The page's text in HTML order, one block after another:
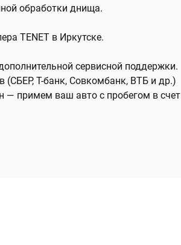
обработки днища.
TENET в Иркутске.
сервисной поддержки.
(СБЕР, Т-банк, Совкомбанк, ВТБ и др.)
— примем ваш авто с пробегом в счет